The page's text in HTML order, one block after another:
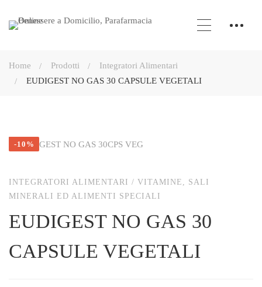
Home Prodotti
Integratori Alimentari
EUDIGEST NO GAS 30 CAPSULE VEGETALI
-10%
INTEGRATORI ALIMENTARI / VITAMINE, SALI
MINERALI ED ALIMENTI SPECIALI
EUDIGEST NO GAS 30
CAPSULE VEGETALI